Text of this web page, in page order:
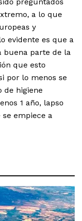
a lo que
y
evidente es que a
buena parte de la
que esto
por lo menos se
de higiene
1 año, lapso
empiece a